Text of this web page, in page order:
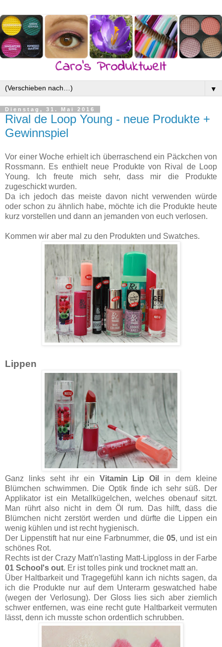
▼
Dienstag, 31. Mai 2016
Rival de Loop Young - neue Produkte +
Gewinnspiel
Vor einer Woche erhielt ich überraschend ein Päckchen von
Rossmann. Es enthielt neue Produkte von Rival de Loop
Young. Ich freute mich sehr, dass mir die Produkte
zugeschickt wurden.
Da ich jedoch das meiste davon nicht verwenden würde
oder schon zu ähnlich habe, möchte ich die Produkte heute
kurz vorstellen und dann an jemanden von euch verlosen.
Kommen wir aber mal zu den Produkten und Swatches.
Lippen
Ganz links seht ihr ein Vitamin Lip Oil
in dem kleine
Blümchen schwimmen. Die Optik finde ich sehr süß. Der
Applikator ist ein Metallkügelchen, welches obenauf sitzt.
Man rührt also nicht in dem Öl rum. Das hilft, dass die
Blümchen nicht zerstört werden und dürfte die Lippen ein
wenig kühlen und ist recht hygienisch.
Der Lippenstift hat nur eine Farbnummer, die 05, und ist ein
schönes Rot.
Rechts ist der Crazy Matt'n'lasting Matt-Lipgloss in der Farbe
01 School's out. Er ist tolles pink und trocknet matt an.
Über Haltbarkeit und Tragegefühl kann ich nichts sagen, da
ich die Produkte nur auf dem Unterarm geswatched habe
(wegen der Verlosung). Der Gloss lies sich aber ziemlich
schwer entfernen, was eine recht gute Haltbarkeit vermuten
lässt, denn ich musste schon ordentlich schrubben.